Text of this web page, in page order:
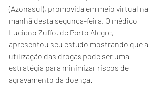
(Azonasul), promovida em meio virtual na
manhã desta segunda-feira. O médico
Luciano Zuffo, de Porto Alegre,
apresentou seu estudo mostrando que a
utilização das drogas pode ser uma
estratégia para minimizar riscos de
agravamento da doença.